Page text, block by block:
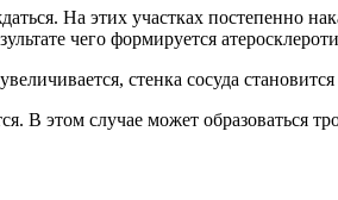
На этих участках постепенно
чего формируется
стенка сосуда
В этом случае может образоваться